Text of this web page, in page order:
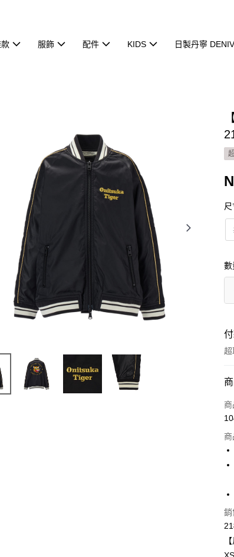
服飾 配件 KIDS 日製丹寧
數
信
銷